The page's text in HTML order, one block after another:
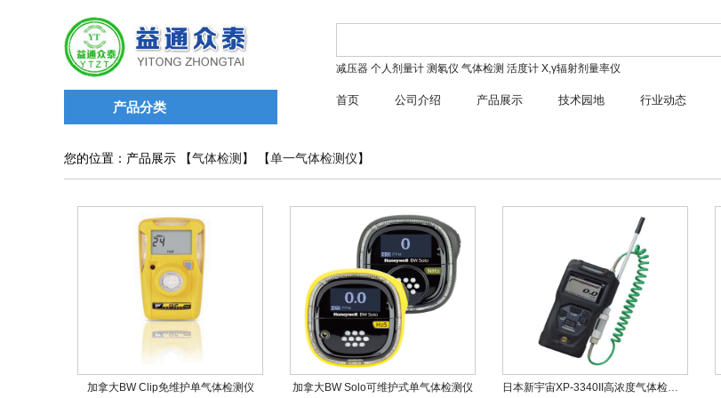
产品分类
减压器 个人剂量计 测氡仪 气体检测 活度计 X,γ辐射剂量率仪
首页 公司介绍 产品展示 技术园地 行业动态
您的位置：产品展示 【气体检测 】 【单一气体检测仪 】
加拿大BW Clip免维护单气体检测仪 加拿大BW Solo可维护式单气体检测仪 日本新宇宙XP-3340II高浓度气体检测仪